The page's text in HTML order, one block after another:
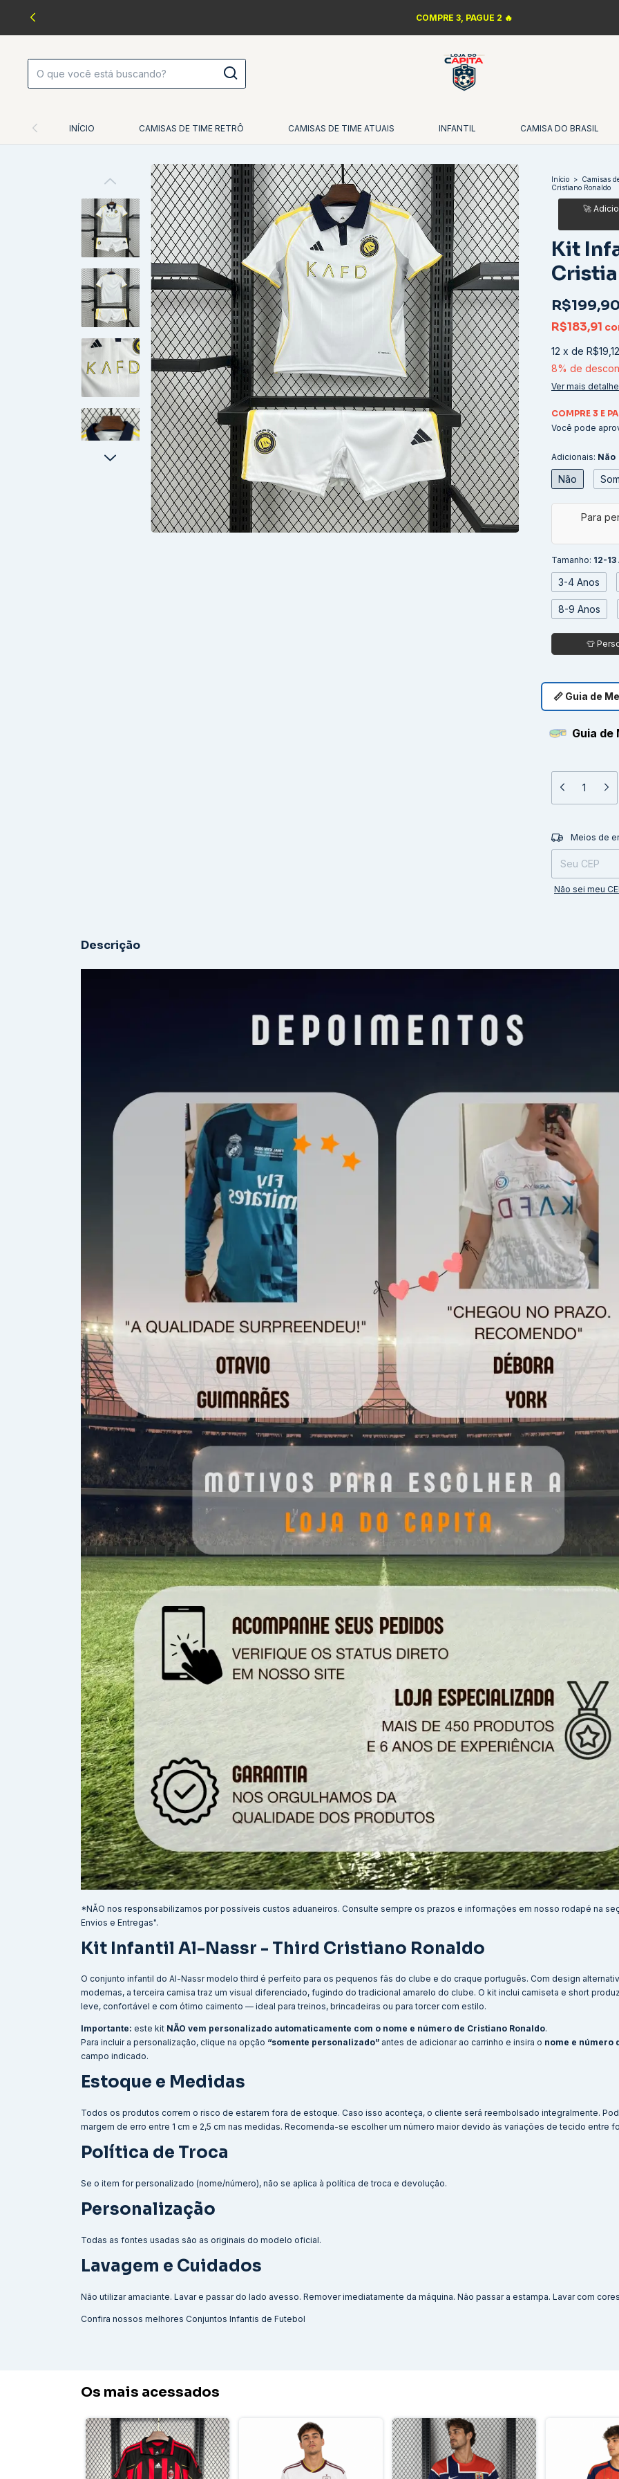
COMPRE 3, PAGUE 2 🔥
INÍCIO CAMISAS DE TIME RETRÔ CAMISAS DE TIME ATUAIS INFANTIL CAMISA DO BRASIL
Início > Camisas
Cristiano Ronaldo
Kit
R$199,90
R$183,91
12 x de R$19,12
8% de
Ver mais
COMPRE 3 E
Você pode
Adicionais: Não
Não
Tamanho: 12-
3-4 Anos
8-9 Anos
📏 Guia de
Guia de
Entregas para o
Meios de
Não sei meu
Descrição
*NÃO nos responsabilizamos por possíveis custos aduaneiros. Consulte sempre os prazos e informações em nosso rodapé na
Envios e Entregas".
Kit Infantil Al-Nassr - Third Cristiano Ronaldo
O conjunto infantil do Al-Nassr modelo third é perfeito para os pequenos fãs do clube e do craque português. Com design
modernas, a terceira camisa traz um visual diferenciado, fugindo do tradicional amarelo do clube. O kit inclui camiseta e short
leve, confortável e com ótimo caimento — ideal para treinos, brincadeiras ou para torcer com estilo.
Importante: este kit NÃO vem personalizado automaticamente com o nome e número de Cristiano Ronaldo.
Para incluir a personalização, clique na opção “somente personalizado” antes de adicionar ao carrinho e insira o nome e número
campo indicado.
Estoque e Medidas
Todos os produtos correm o risco de estarem fora de estoque. Caso isso aconteça, o cliente será reembolsado integralmente.
margem de erro entre 1 cm e 2,5 cm nas medidas. Recomenda-se escolher um número maior devido às variações de tecido entre
Política de Troca
Se o item for personalizado (nome/número), não se aplica à política de troca e devolução.
Personalização
Todas as fontes usadas são as originais do modelo oficial.
Lavagem e Cuidados
Não utilizar amaciante. Lavar e passar do lado avesso. Remover imediatamente da máquina. Não passar a estampa. Lavar com
Confira nossos melhores Conjuntos Infantis de Futebol
Os mais acessados